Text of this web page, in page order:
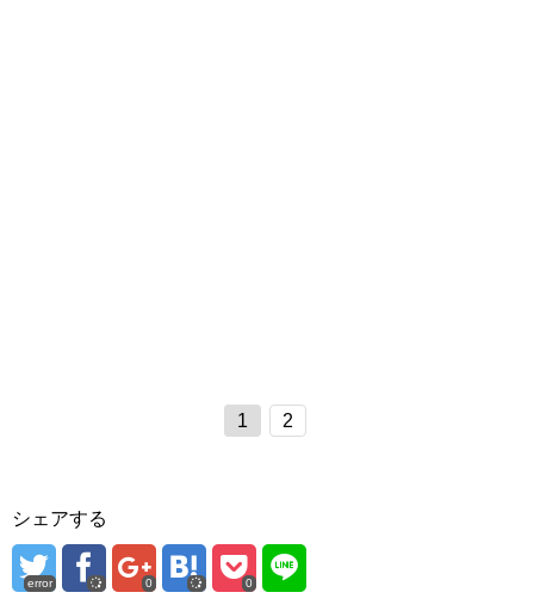
1 2
シェアする
error 0 0